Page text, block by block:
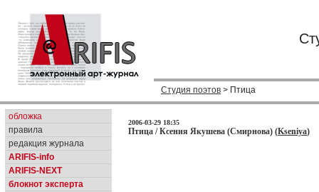
Студия поэтов > Птица
обложка
правила
редакция журнала
ARIFIS-info
ARIFIS-NEXT
блокнот эксперта
2006-03-29 18:35
Птица / Ксения Якушева (Смирнова) (Kseniya)